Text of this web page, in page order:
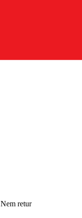
Nem retur